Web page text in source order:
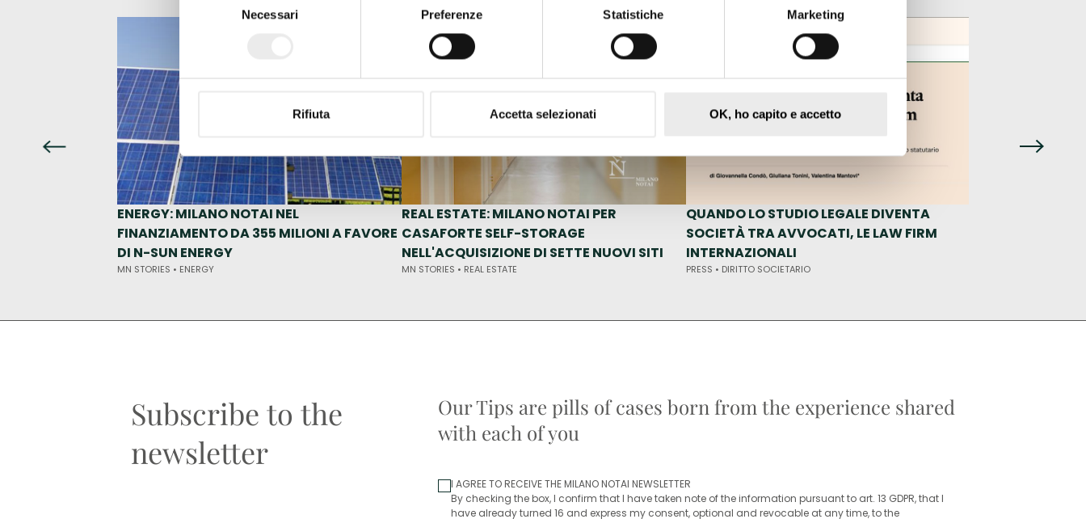
del
Necessari Preferenze Statistiche Marketing
Rifiuta Accetta selezionati OK, ho capito e accetto
ENERGY: MILANO NOTAI NEL
FINANZIAMENTO DA 355 MILIONI A FAVORE
DI N-SUN ENERGY
MN STORIES • ENERGY
REAL ESTATE: MILANO NOTAI PER
CASAFORTE SELF-STORAGE
NELL'ACQUISIZIONE DI SETTE NUOVI SITI
MN STORIES • REAL ESTATE
QUANDO LO STUDIO LEGALE DIVENTA
SOCIETÀ TRA AVVOCATI, LE LAW FIRM
INTERNAZIONALI
PRESS • DIRITTO SOCIETARIO
Subscribe to the
newsletter
Our Tips are pills of cases born from the experience shared
with each of you
I AGREE TO RECEIVE THE MILANO NOTAI NEWSLETTER
By checking the box, I confirm that I have taken note of the information pursuant to art. 13 GDPR, that I
have already turned 16 and express my consent, optional and revocable at any time, to the